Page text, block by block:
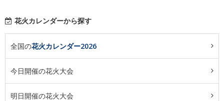
花火カレンダーから探す
全国の花火カレンダー2026
今日開催の花火大会
明日開催の花火大会